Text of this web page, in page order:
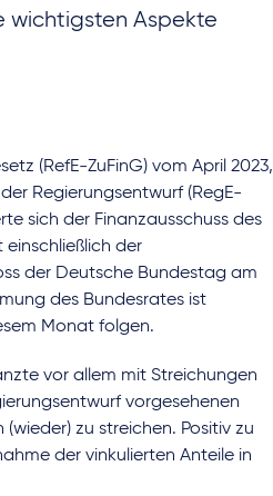
wichtigsten Aspekte
(RefE-ZuFinG) vom April 2023,
Regierungsentwurf (RegE-
sich der Finanzausschuss des
der
der Deutsche Bundestag am
des Bundesrates ist
Monat folgen.
vor allem mit Streichungen
vorgesehenen
zu streichen. Positiv zu
der vinkulierten Anteile in